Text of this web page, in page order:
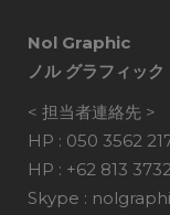
Nol Graphic
ノル グラフィック
< 担当者連絡先 >
HP : 050 3562
HP : +62 813
Skype :